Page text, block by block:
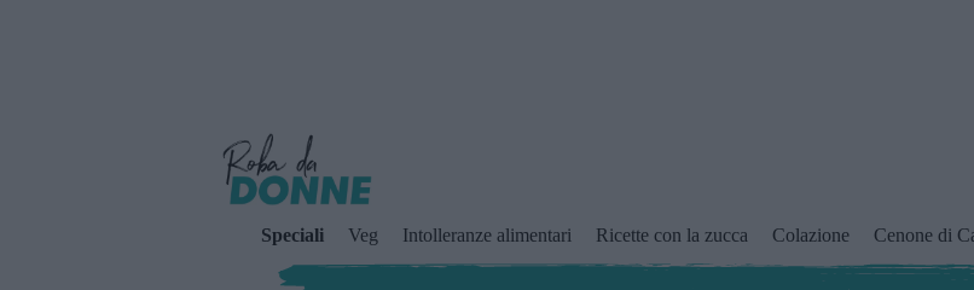
Speciali Veg Intolleranze alimentari Ricette con la zucca Colazione Cenone di